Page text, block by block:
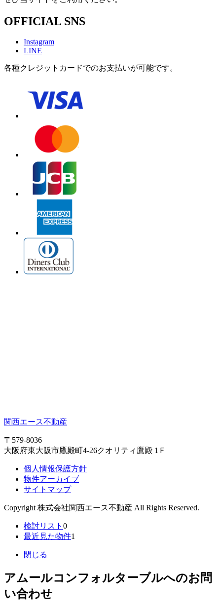
OFFICIAL SNS
Instagram
LINE
各種クレジットカードでのお支払いが可能です。
関西エース不動産
〒579-8036
大阪府東大阪市鷹殿町4-26クオリティ鷹殿 1Ｆ
個人情報保護方針
物件アーカイブ
サイトマップ
Copyright 株式会社関西エース不動産 All Rights Reserved.
検討リスト 0
最近見た物件1
閉じる
アムールコンフォルターブルへのお問
い合わせ